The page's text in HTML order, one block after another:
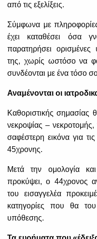
από τις εξελίξεις.
Σύμφωνα με
έχει καταθέσει όσα
παρατηρήσει
της, χωρίς ωστόσο να
συνδέονται με ένα τόσο
Αναμένονται οι
Καθοριστικής σημασίας
νεκροψίας –
σαφέστερη εικόνα για
45χρονης.
Μετά την ομολογία
προκύψει, ο 44χρονος
του εισαγγελέα
κατηγορίες που θα
υπόθεσης.